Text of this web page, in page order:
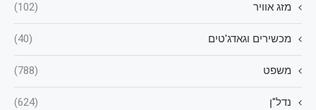
מזג אוויר (102)
מכשירים וגאדג'טים (40)
משפט (788)
נדל"ן (624)